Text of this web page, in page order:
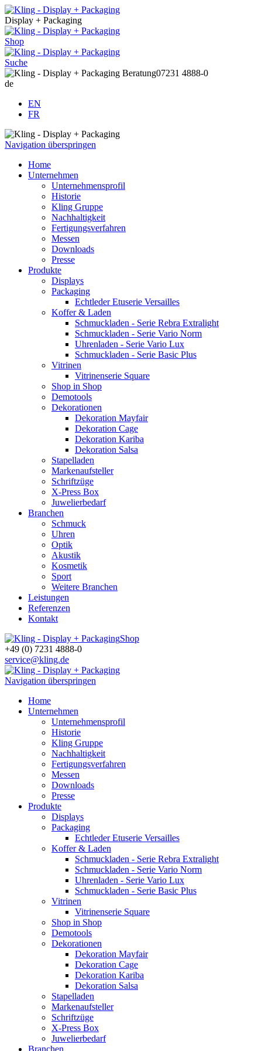
Display + Packaging
Shop
Suche
Beratung07231 4888-0
de
EN
FR
Navigation überspringen
Home
Unternehmen
Unternehmensprofil
Historie
Kling Gruppe
Nachhaltigkeit
Fertigungsverfahren
Messen
Downloads
Presse
Produkte
Displays
Packaging
Echtleder Etuserie Versailles
Koffer & Laden
Schmuckladen - Serie Rebra Extralight
Schmuckladen - Serie Vario Norm
Uhrenladen - Serie Vario Lux
Schmuckladen - Serie Basic Plus
Vitrinen
Vitrinenserie Square
Shop in Shop
Demotools
Dekorationen
Dekoration Mayfair
Dekoration Cage
Dekoration Kariba
Dekoration Salsa
Stapelladen
Markenaufsteller
Schriftzüge
X-Press Box
Juwelierbedarf
Branchen
Schmuck
Uhren
Optik
Akustik
Kosmetik
Sport
Weitere Branchen
Leistungen
Referenzen
Kontakt
Shop
+49 (0) 7231 4888-0
service@kling.de
Navigation überspringen
Home
Unternehmen
Unternehmensprofil
Historie
Kling Gruppe
Nachhaltigkeit
Fertigungsverfahren
Messen
Downloads
Presse
Produkte
Displays
Packaging
Echtleder Etuserie Versailles
Koffer & Laden
Schmuckladen - Serie Rebra Extralight
Schmuckladen - Serie Vario Norm
Uhrenladen - Serie Vario Lux
Schmuckladen - Serie Basic Plus
Vitrinen
Vitrinenserie Square
Shop in Shop
Demotools
Dekorationen
Dekoration Mayfair
Dekoration Cage
Dekoration Kariba
Dekoration Salsa
Stapelladen
Markenaufsteller
Schriftzüge
X-Press Box
Juwelierbedarf
Branchen